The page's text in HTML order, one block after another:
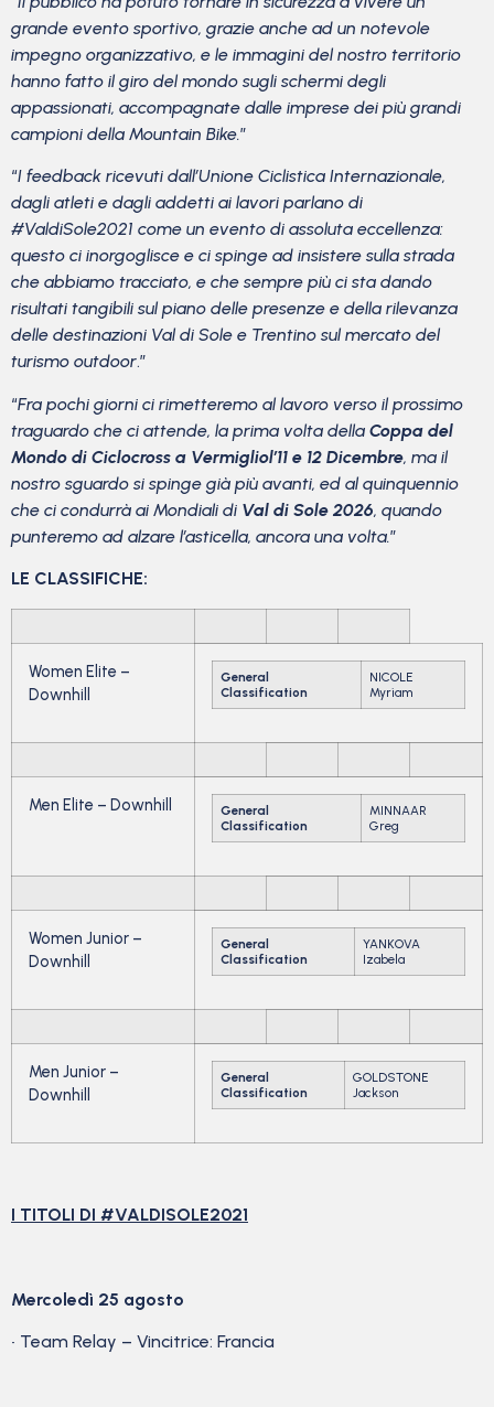
grande evento sportivo, grazie anche ad un notevole
impegno organizzativo, e le immagini del nostro territorio
hanno fatto il giro del mondo sugli schermi degli
appassionati, accompagnate dalle imprese dei più grandi
campioni della Mountain Bike.”
“I feedback ricevuti dall’Unione Ciclistica Internazionale,
dagli atleti e dagli addetti ai lavori parlano di
#ValdiSole2021 come un evento di assoluta eccellenza:
questo ci inorgoglisce e ci spinge ad insistere sulla strada
che abbiamo tracciato, e che sempre più ci sta dando
risultati tangibili sul piano delle presenze e della rilevanza
delle destinazioni Val di Sole e Trentino sul mercato del
turismo outdoor.”
“Fra pochi giorni ci rimetteremo al lavoro verso il prossimo
traguardo che ci attende, la prima volta della Coppa del
Mondo di Ciclocross a Vermigliol’11 e 12 Dicembre, ma il
nostro sguardo si spinge già più avanti, ed al quinquennio
che ci condurrà ai Mondiali di Val di Sole 2026, quando
punteremo ad alzare l’asticella, ancora una volta.”
LE CLASSIFICHE:
Women Elite –
Downhill
General
Classification
NICOLE
Myriam
Men Elite – Downhill
General
Classification
MINNAAR
Greg
Women Junior –
Downhill
General
Classification
YANKOVA
Izabela
Men Junior –
Downhill
General
Classification
GOLDSTONE
Jackson
I TITOLI DI #VALDISOLE2021
Mercoledì 25 agosto
• Team Relay – Vincitrice: Francia